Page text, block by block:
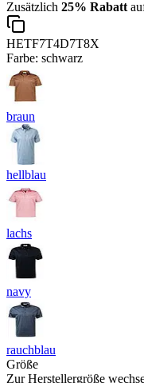
Zusätzlich 25% Rabatt
HETF7T4D7T8X
Farbe: schwarz
braun
hellblau
lachs
navy
rauchblau
Größe
Zur Herstellergröße